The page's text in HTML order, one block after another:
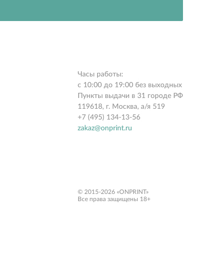
Часы работы:
с 10:00 до 19:00 без выходных
Пункты выдачи в 31 городе РФ
119618, г. Москва, а/я 519
+7 (495) 134-13-56
zakaz@onprint.ru
© 2015-2026 «ONPRINT»
Все права защищены 18+‎